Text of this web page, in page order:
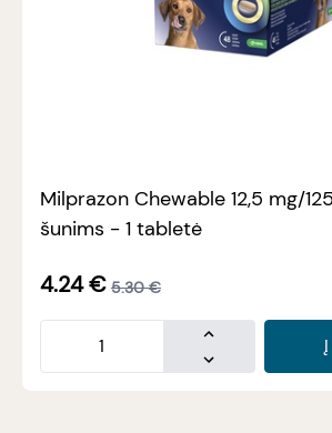
Milprazon Chewable 12,5 mg/
šunims - 1 tabletė
4.24€ 5.30 €